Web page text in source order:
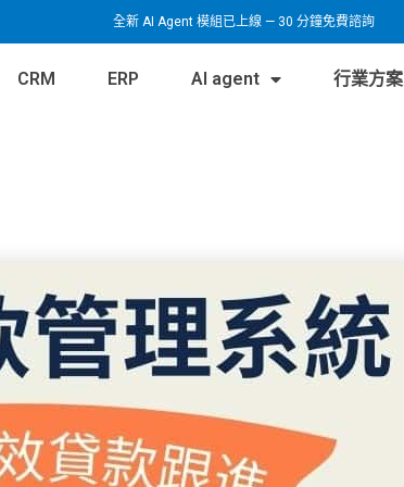
全新 AI Agent 模組已上線 — 30 分鐘免費諮詢
CRM ERP AI agent 行業方案